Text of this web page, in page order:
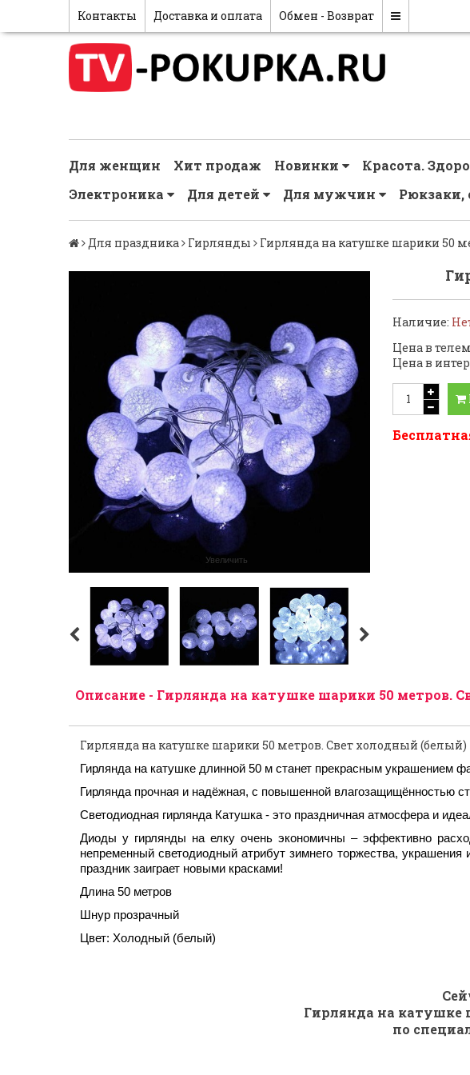
Контакты Доставка и оплата Обмен - Возврат
Для женщин Хит продаж Новинки Красота.
Электроника
Для детей Для мужчин Рюкзаки,
Для праздника Гирлянды Гирлянда на катушке шарики 50
Увеличить
Наличие:
Цена в
Цена в
Описание - Гирлянда на катушке шарики 50 метров.
Гирлянда на катушке шарики 50 метров. Свет холодный (белый)
Гирлянда на катушке длинной 50 м станет прекрасным украшением
Гирлянда прочная и надёжная, с повышенной влагозащищённостью
Светодиодная гирлянда Катушка - это праздничная атмосфера и
Диоды у гирлянды на елку очень экономичны – эффективно
непременный светодиодный атрибут зимнего торжества,
праздник заиграет новыми красками!
Длина 50 метров
Шнур прозрачный
Цвет: Холодный (белый)
Гирлянда на катушке
по